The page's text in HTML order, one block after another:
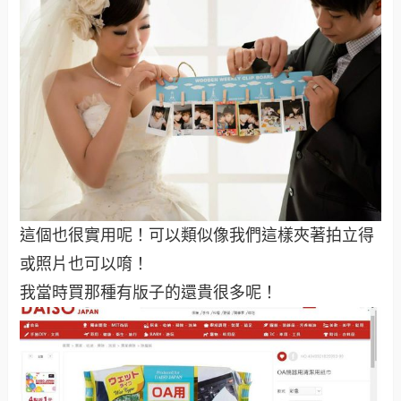
這個也很實用呢！可以類似像我們這樣夾著拍立得
或照片也可以唷！
我當時買那種有版子的還貴很多呢！